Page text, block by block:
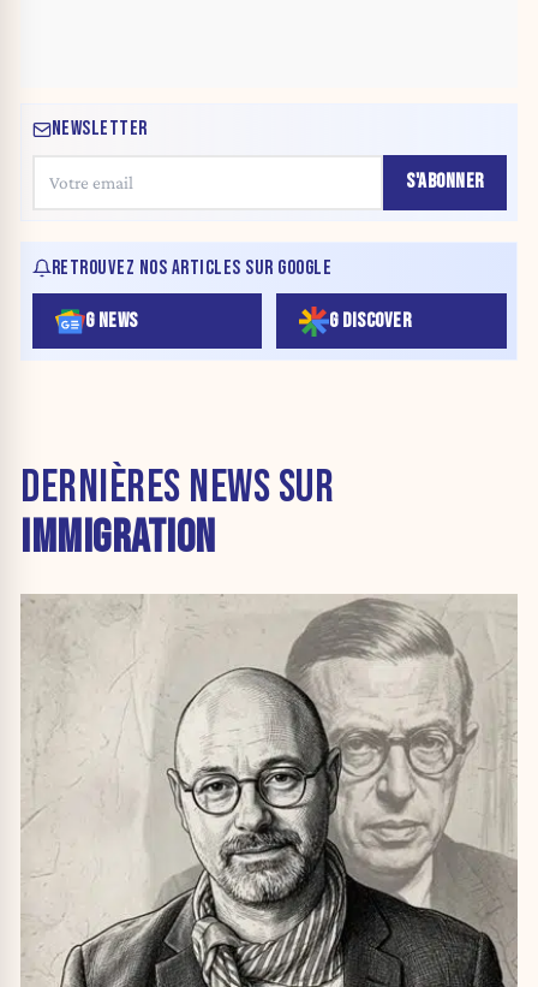
NEWSLETTER
S'ABONNER
RETROUVEZ NOS ARTICLES SUR GOOGLE
G NEWS G DISCOVER
DERNIÈRES NEWS SUR
IMMIGRATION